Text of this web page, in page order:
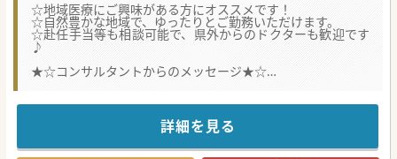
☆地域医療にご興味がある方にオススメです！
☆自然豊かな地域で、ゆったりとご勤務いただけます。
☆赴任手当等も相談可能で、県外からのドクターも歓迎です
♪
★☆コンサルタントからのメッセージ★☆
現在の所長（院長）が高齢のため、将来的に所長となってい
徳島県の中でも、住民の高齢化がすすでいる地域で、そのよ
うな地域の医療にご興味があるドクターですと大歓迎です。
赴任手当も相談可能ですので、Uターン、Iターンをお考えの
方もぜひお問合せください♪
詳細を見る